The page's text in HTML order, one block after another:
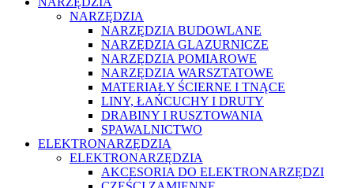
NARZĘDZIA
NARZĘDZIA BUDOWLANE
NARZĘDZIA GLAZURNICZE
NARZĘDZIA POMIAROWE
NARZĘDZIA WARSZTATOWE
MATERIAŁY ŚCIERNE I TNĄCE
LINY, ŁAŃCUCHY I DRUTY
DRABINY I RUSZTOWANIA
SPAWALNICTWO
ELEKTRONARZĘDZIA
ELEKTRONARZĘDZIA
AKCESORIA DO ELEKTRONARZĘDZI